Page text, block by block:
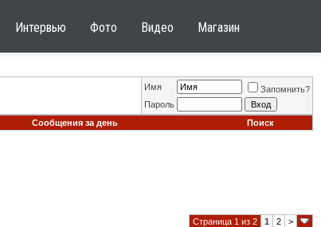
Интервью Фото Видео Магазин
Имя
Запомнить?
Пароль
Сообщения за день Поиск
Страница 1 из 2 1 2 >